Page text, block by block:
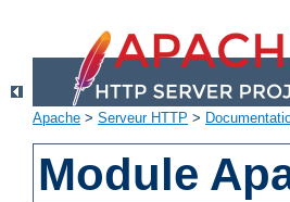
Apache > Serveur HTTP >
Module